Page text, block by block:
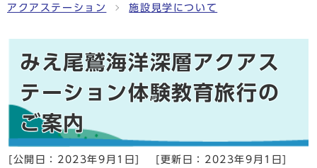
アクアステーション 施設見学について
みえ尾鷲海洋深層アクアス
テーション体験教育旅行の
ご案内
[公開日： 2023年9月1日 [更新日： 2023年9月1日